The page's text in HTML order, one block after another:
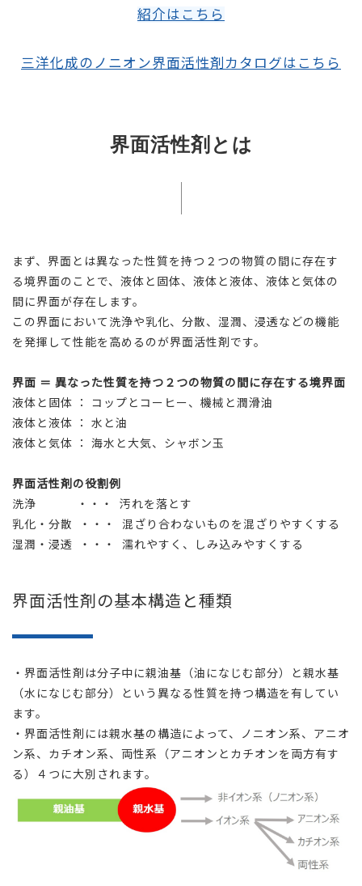
紹介はこちら
三洋化成のノニオン界面活性剤カタログはこちら
界面活性剤とは
まず、界面とは異なった性質を持つ２つの物質の間に存在す
る境界面のことで、液体と固体、液体と液体、液体と気体の
間に界面が存在します。​
この界面において洗浄や乳化、分散、湿潤、浸透などの機能
を発揮して性能を高めるのが界面活性剤です。​
界面 ＝ 異なった性質を持つ２つの物質の間に存在する境界面
液体と固体 ： コップとコーヒー、機械と潤滑油​
液体と液体 ： 水と油​
液体と気体 ： 海水と大気、シャボン玉
界面活性剤の役割例
洗浄 ・・・ 汚れを落とす​
乳化・分散 ・・・ 混ざり合わないものを混ざりやすくする
湿潤・浸透 ・・・ 濡れやすく、しみ込みやすくする
界面活性剤の基本構造と種類
・界面活性剤は分子中に親油基（油になじむ部分）と​親水基
（水になじむ部分）という異なる性質を持つ構造を有してい
ます。
・界面活性剤には親水基の構造によって、ノニオン系、アニオ
ン系、カチオン系、両性系（アニオンとカチオンを両方有す
る）４つに大別されます。